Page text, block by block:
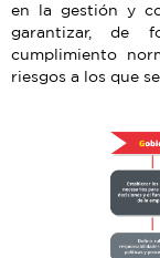
en la gestión y
garantizar, de
cumplimiento
riesgos a los que